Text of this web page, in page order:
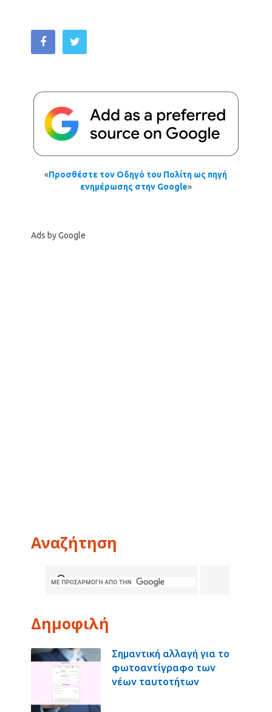
«Προσθέστε τον Οδηγό του Πολίτη ως πηγή
ενημέρωσης στην Google»
Ads by Google
Αναζήτηση
Δημοφιλή
Σημαντική αλλαγή για το
φωτοαντίγραφο των
νέων ταυτοτήτων